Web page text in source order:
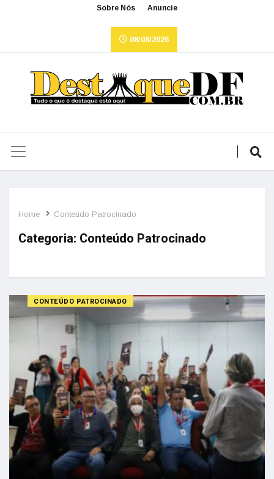
Sobre Nós Anuncie
08/08/2026
Home Conteúdo Patrocinado
Categoria: Conteúdo Patrocinado
CONTEÚDO PATROCINADO